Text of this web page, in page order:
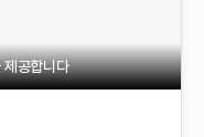
공합니다